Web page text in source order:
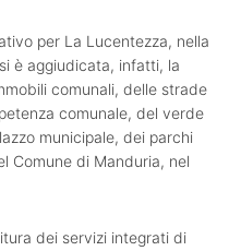
per La Lucentezza, nella
è aggiudicata, infatti, la
comunali, delle strade
comunale, del verde
municipale, dei parchi
Comune di Manduria, nel
dei servizi integrati di